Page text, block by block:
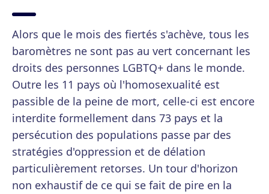
Alors que le mois des fiertés s'achève, tous les
baromètres ne sont pas au vert concernant les
droits des personnes LGBTQ+ dans le monde.
Outre les 11 pays où l'homosexualité est
passible de la peine de mort, celle-ci est encore
interdite formellement dans 73 pays et la
persécution des populations passe par des
stratégies d'oppression et de délation
particulièrement retorses. Un tour d'horizon
non exhaustif de ce qui se fait de pire en la